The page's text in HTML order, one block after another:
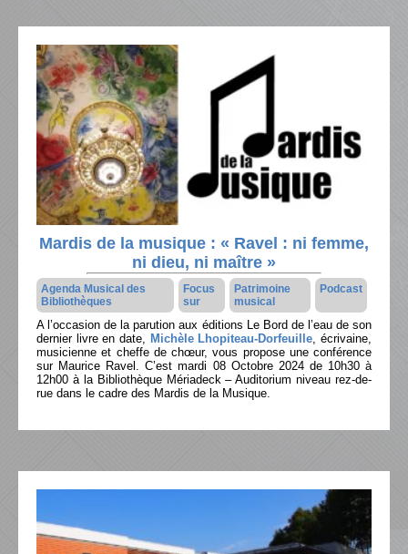
Mardis de la musique : « Ravel : ni femme,
ni dieu, ni maître »
Agenda Musical des
Bibliothèques
Focus
sur
Patrimoine
musical
Podcast
A l’occasion de la parution aux éditions Le Bord de l’eau de son
dernier livre en date, Michèle Lhopiteau-Dorfeuille , écrivaine,
musicienne et cheffe de chœur, vous propose une conférence
sur Maurice Ravel. C’est mardi 08 Octobre 2024 de 10h30 à
12h00 à la Bibliothèque Mériadeck – Auditorium niveau rez-de-
rue dans le cadre des Mardis de la Musique.